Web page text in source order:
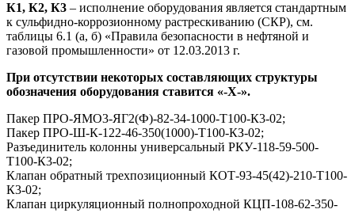
К1, К2, К3 – исполнение оборудования является стандартным
к сульфидно-коррозионному растрескиванию (СКР), см.
таблицы 6.1 (а, б) «Правила безопасности в нефтяной и
газовой промышленности» от 12.03.2013 г.
При отсутствии некоторых составляющих структуры
обозначения оборудования ставится «-Х-».
Пакер ПРО-ЯМО3-ЯГ2(Ф)-82-34-1000-Т100-К3-02;
Пакер ПРО-Ш-К-122-46-350(1000)-Т100-КЗ-02;
Разъединитель колонны универсальный РКУ-118-59-500-
Т100-К3-02;
Клапан обратный трехпозиционный КОТ-93-45(42)-210-Т100-
К3-02;
Клапан циркуляционный полнопроходной КЦП-108-62-350-